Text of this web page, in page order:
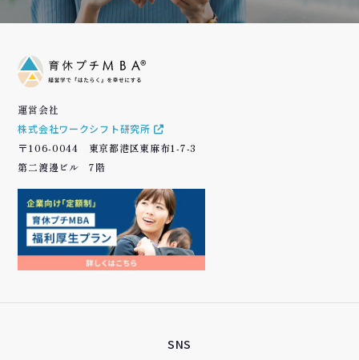
運営会社
株式会社ワークシフト研究所
〒106-0044 東京都港区東麻布1-7-3
第二渡邊ビル 7階
SNS